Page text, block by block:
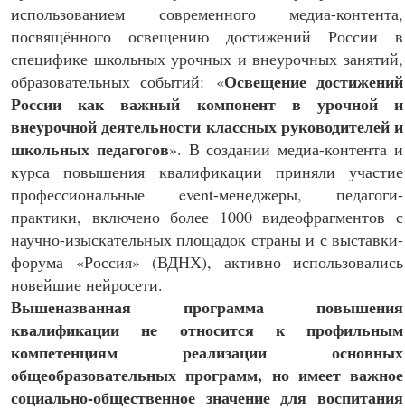
использованием современного медиа-контента,
посвящённого освещению достижений России в
специфике школьных урочных и внеурочных занятий,
образовательных событий: «Освещение достижений
России как важный компонент в урочной и
внеурочной деятельности классных руководителей и
школьных педагогов». В создании медиа-контента и
курса повышения квалификации приняли участие
профессиональные event-менеджеры, педагоги-
практики, включено более 1000 видеофрагментов с
научно-изыскательных площадок страны и с выставки-
форума «Россия» (ВДНХ), активно использовались
новейшие нейросети.
Вышеназванная программа повышения
квалификации не относится к профильным
компетенциям реализации основных
общеобразовательных программ, но имеет важное
социально-общественное значение для воспитания